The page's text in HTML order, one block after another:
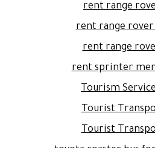
rent range
rent range rover
rent range
rent sprinter
Tourism
Tourist
Tourist